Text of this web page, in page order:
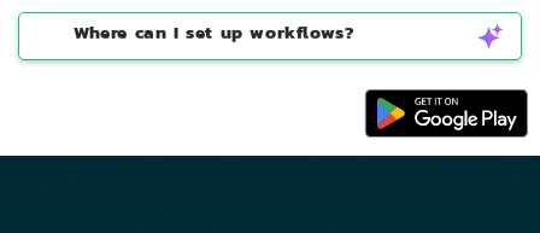
Can I connect to WhatsApp?